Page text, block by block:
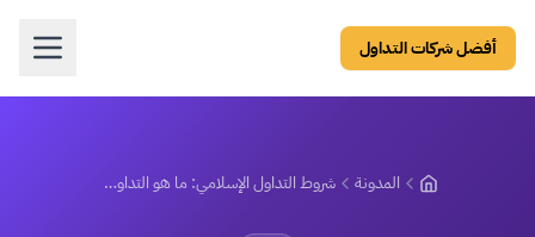
أفضل شركات التداول
المدونة شروط التداول الإسلامي: ما هو التداول الحلال وطرقه